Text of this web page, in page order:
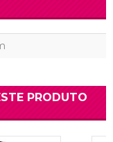
PRODUTO